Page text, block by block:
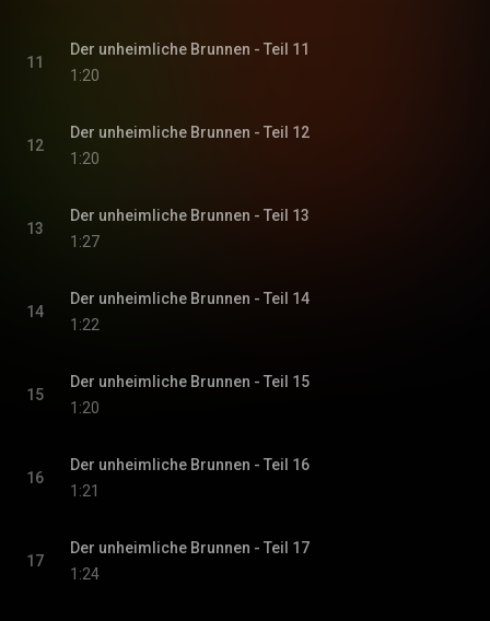
11
Der unheimliche Brunnen - Teil 11
1:20
12
Der unheimliche Brunnen - Teil 12
1:20
13
Der unheimliche Brunnen - Teil 13
1:27
14
Der unheimliche Brunnen - Teil 14
1:22
15
Der unheimliche Brunnen - Teil 15
1:20
16
Der unheimliche Brunnen - Teil 16
1:21
17
Der unheimliche Brunnen - Teil 17
1:24